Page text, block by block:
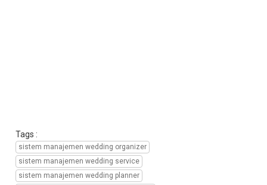
Tags :
sistem manajemen wedding organizer
sistem manajemen wedding service
sistem manajemen wedding planner
manajemen
bisnis
wedding
service,
transformasi